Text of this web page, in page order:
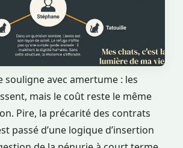
souligne avec amertume : les
mais le coût reste le même
Pire, la précarité des contrats
passé d’une logique d’insertion